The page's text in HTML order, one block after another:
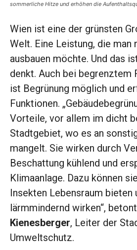
sommerliche Hitze und erhöhen die
Wien ist eine der grünsten
Welt. Eine Leistung, die man
ausbauen möchte. Und das
denkt. Auch bei begrenztem
ist Begrünung möglich und
Funktionen.
Vorteile, vor allem im dicht
Stadtgebiet, wo es an
mangelt. Sie wirken durch
Beschattung kühlend und
Klimaanlage. Dazu können
Insekten Lebensraum bieten
lärmmindernd wirken“, betont
Kienesberger, Leiter der
Umweltschutz.